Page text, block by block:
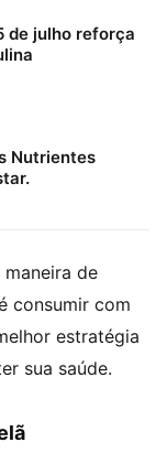
de julho reforça
Nutrientes
de
consumir com
estratégia
sua saúde.